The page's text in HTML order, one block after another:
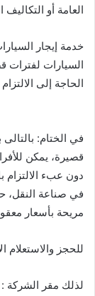
العامة أو التكاليف
خدمة إيجار
السيارات لفترات
الحاجة إلى
في الختام:
قصيرة، يمكن
دون عبء الالتزام
في صناعة النقل،
مريحة بأسعار
للحجز والاستعلام